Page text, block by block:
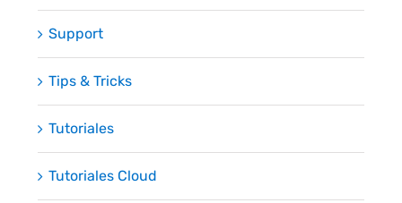
Support
Tips & Tricks
Tutoriales
Tutoriales Cloud